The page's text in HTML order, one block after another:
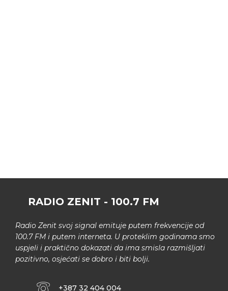
RADIO ZENIT - 100.7 FM
Radio Zenit svoj signal emituje putem frekvencije od
100.7 FM i putem interneta. U proteklim godinama smo
uspjeli i praktično dokazati da ima smisla razmišljati
pozitivno, osjećati se dobro i biti bolji.
+387 32 404 004